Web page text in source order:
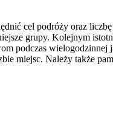
cel podróży oraz
grupy. Kolejnym
podczas wielogodzinnej
miejsc. Należy także